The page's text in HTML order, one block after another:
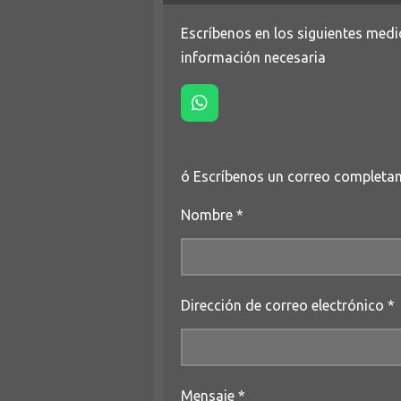
Escríbenos en los siguientes
información necesaria
W
h
s
p
ó Escríbenos un correo
Nombre *
Dirección de correo electrónico *
Mensaje *